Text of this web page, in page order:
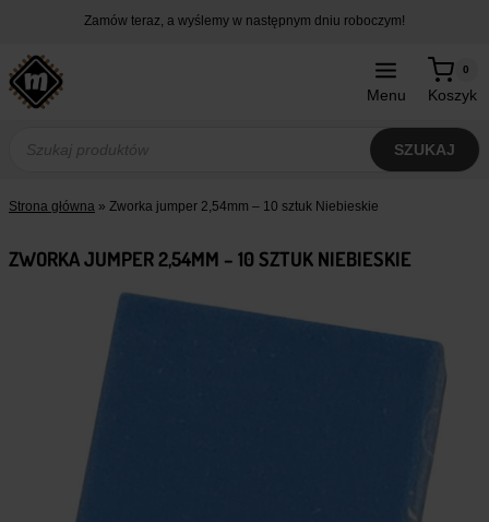
treści
Zamów teraz, a wyślemy w następnym dniu roboczym!
Menu Koszyk
0
produktów
SZUKAJ
Strona główna » Zworka jumper 2,54mm – 10 sztuk Niebieskie
ZWORKA JUMPER 2,54MM – 10 SZTUK NIEBIESKIE